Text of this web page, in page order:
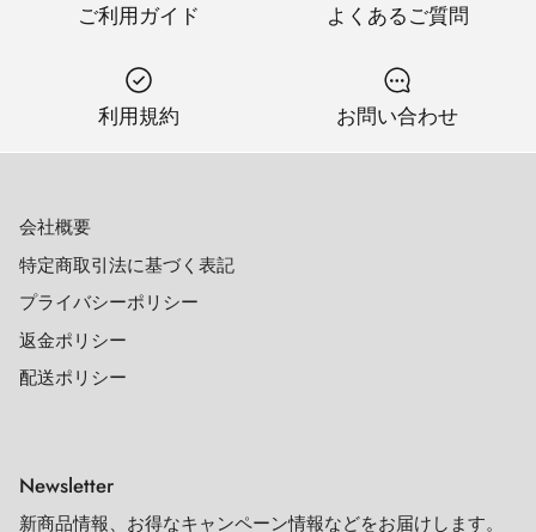
ご利用ガイド よくあるご質問
利用規約 お問い合わせ
会社概要
特定商取引法に基づく表記
プライバシーポリシー
返金ポリシー
配送ポリシー
Newsletter
新商品情報、お得なキャンペーン情報などをお届けします。